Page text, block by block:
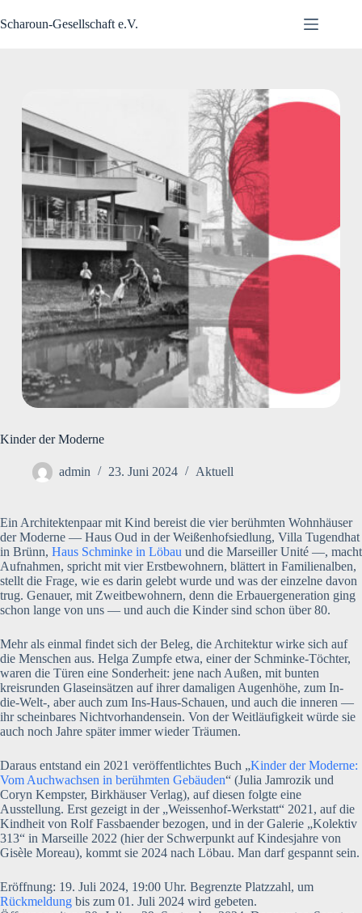
Inhalt
Scharoun-Gesellschaft e.V.
Kinder der Moderne
admin 23. Juni 2024 Aktuell
Ein Architektenpaar mit Kind bereist die vier berühmten Wohnhäuser
der Moderne — Haus Oud in der Weißenhofsiedlung, Villa Tugendhat
in Brünn, Haus Schminke in Löbau und die Marseiller Unité —, macht
Aufnahmen, spricht mit vier Erstbewohnern, blättert in Familienalben,
stellt die Frage, wie es darin gelebt wurde und was der einzelne davon
trug. Genauer, mit Zweitbewohnern, denn die Erbauergeneration ging
schon lange von uns — und auch die Kinder sind schon über 80.
Mehr als einmal findet sich der Beleg, die Architektur wirke sich auf
die Menschen aus. Helga Zumpfe etwa, einer der Schminke-Töchter,
waren die Türen eine Sonderheit: jene nach Außen, mit bunten
kreisrunden Glaseinsätzen auf ihrer damaligen Augenhöhe, zum In-
die-Welt-, aber auch zum Ins-Haus-Schauen, und auch die inneren —
ihr scheinbares Nichtvorhandensein. Von der Weitläufigkeit würde sie
auch noch Jahre später immer wieder Träumen.
Daraus entstand ein 2021 veröffentlichtes Buch „Kinder der Moderne:
Vom Auchwachsen in berühmten Gebäuden“ (Julia Jamrozik und
Coryn Kempster, Birkhäuser Verlag), auf diesen folgte eine
Ausstellung. Erst gezeigt in der „Weissenhof-Werkstatt“ 2021, auf die
Kindheit von Rolf Fassbaender bezogen, und in der Galerie „Kolektiv
313“ in Marseille 2022 (hier der Schwerpunkt auf Kindesjahre von
Gisèle Moreau), kommt sie 2024 nach Löbau. Man darf gespannt sein.
Eröffnung: 19. Juli 2024, 19:00 Uhr. Begrenzte Platzzahl, um
Rückmeldung bis zum 01. Juli 2024 wird gebeten.